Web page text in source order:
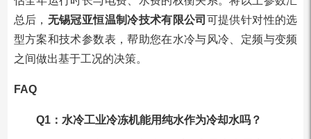
总后， 无锡冠亚恒温制冷技术有限公司 可提供针对性的选
型方案和技术参数表，帮助您在水冷与风冷、定频与变频
之间做出基于工况的决策。
FAQ
Q1：水冷工业冷冻机能用纯水作为冷却水吗？